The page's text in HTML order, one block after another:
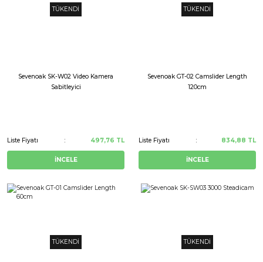
TÜKENDİ
Sevenoak SK-W02 Video Kamera
Sabitleyici
Liste Fiyatı 497,76 TL
İNCELE
TÜKENDİ
Sevenoak GT-02 Camslider Length
120cm
Liste Fiyatı 834,88 TL
İNCELE
TÜKENDİ TÜKENDİ